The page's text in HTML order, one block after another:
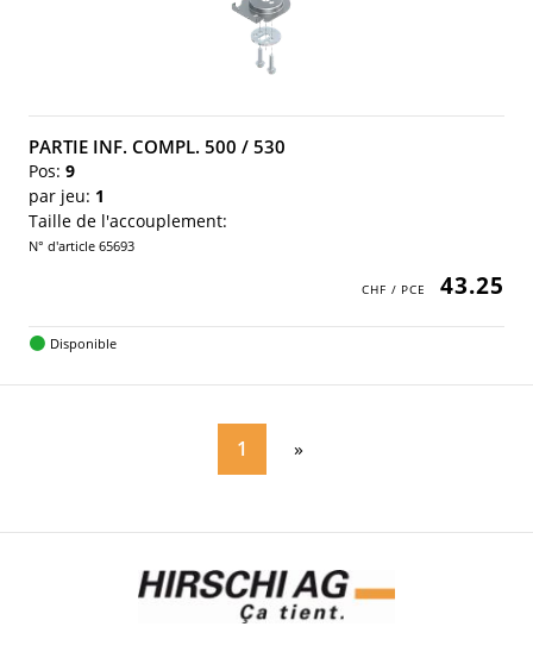
PARTIE INF. COMPL. 500 / 530
Pos: 9
par jeu: 1
Taille de l'accouplement:
N° d'article 65693
43.25
Disponible
1